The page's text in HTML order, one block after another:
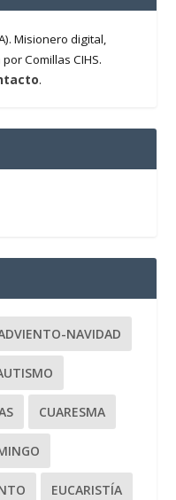
Misionero digital,
Comillas CIHS.
.
NAVIDAD
CUARESMA
EUCARISTÍA